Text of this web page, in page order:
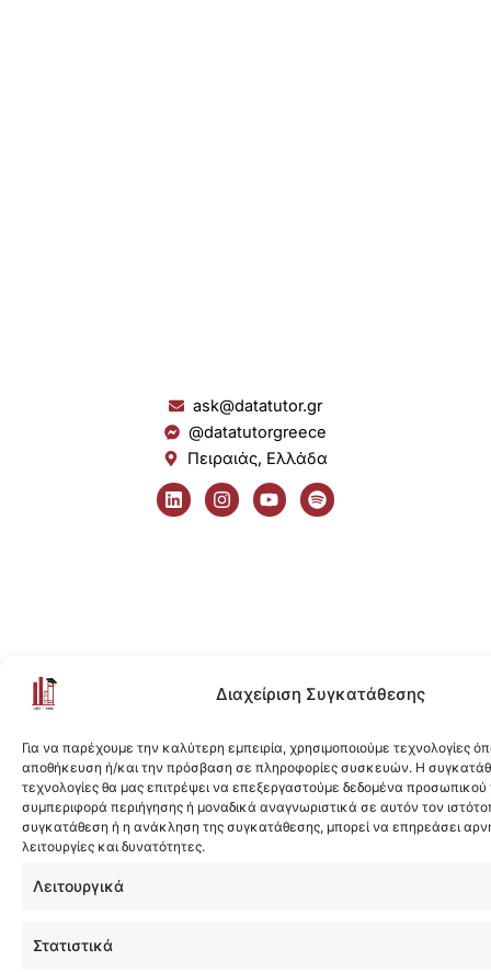
Διαχείριση Συγκατάθεσης
Για να παρέχουμε την καλύτερη εμπειρία, χρησιμοποιούμε τεχνολογίες
αποθήκευση ή/και την πρόσβαση σε πληροφορίες συσκευών. Η
τεχνολογίες θα μας επιτρέψει να επεξεργαστούμε δεδομένα
συμπεριφορά περιήγησης ή μοναδικά αναγνωριστικά σε αυτόν τον
συγκατάθεση ή η ανάκληση της συγκατάθεσης, μπορεί να επηρεάσει
λειτουργίες και δυνατότητες.
Λειτουργικά
Στατιστικά
ask@datatutor.gr
@datatutorgreece
Πειραιάς, Ελλάδα
L
i
n
I
n
s
Y
o
u
S
p
o